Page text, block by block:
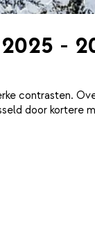
-
contrasten.
door kortere